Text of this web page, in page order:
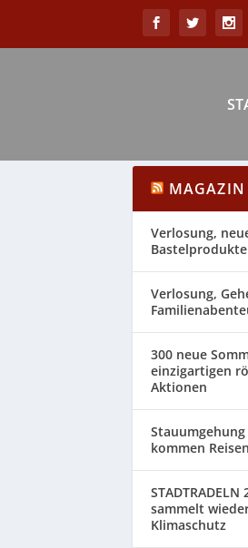
MAGAZIN
Verlosung,
Verlosung,
300 neue
einzigartigen
Aktionen
kommen
sammelt
Klimaschutz